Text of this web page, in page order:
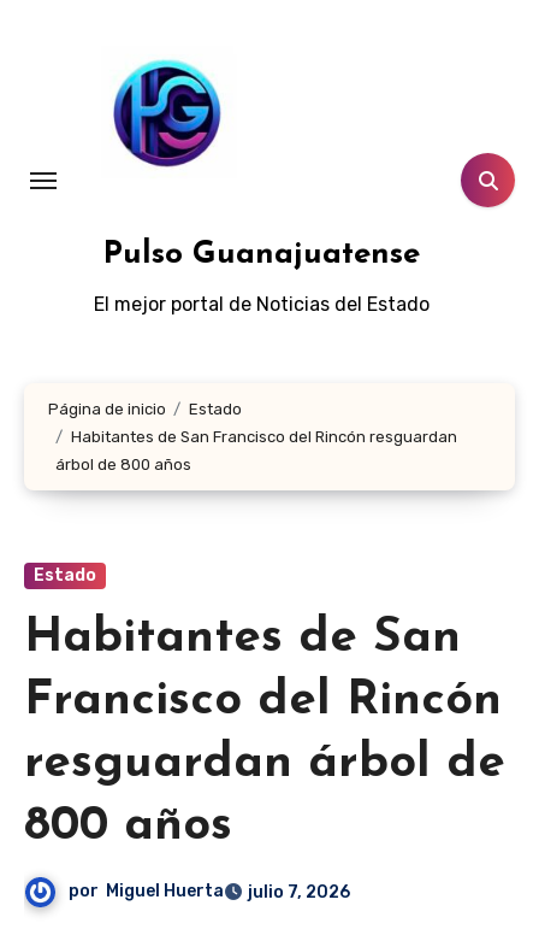
Pulso Guanajuatense
El mejor portal de Noticias del Estado
Página de inicio
Estado
Habitantes de San Francisco del Rincón resguardan
árbol de 800 años
Estado
Habitantes de San
Francisco del Rincón
resguardan árbol de
800 años
por Miguel Huerta julio 7, 2026